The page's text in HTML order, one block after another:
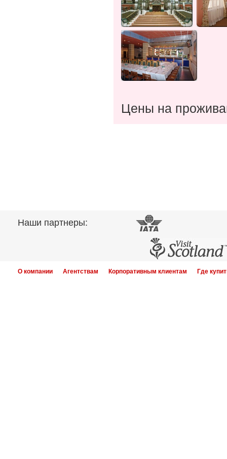
Цены на
Наши партнеры:
О компании Агентствам Корпоративным клиентам Где